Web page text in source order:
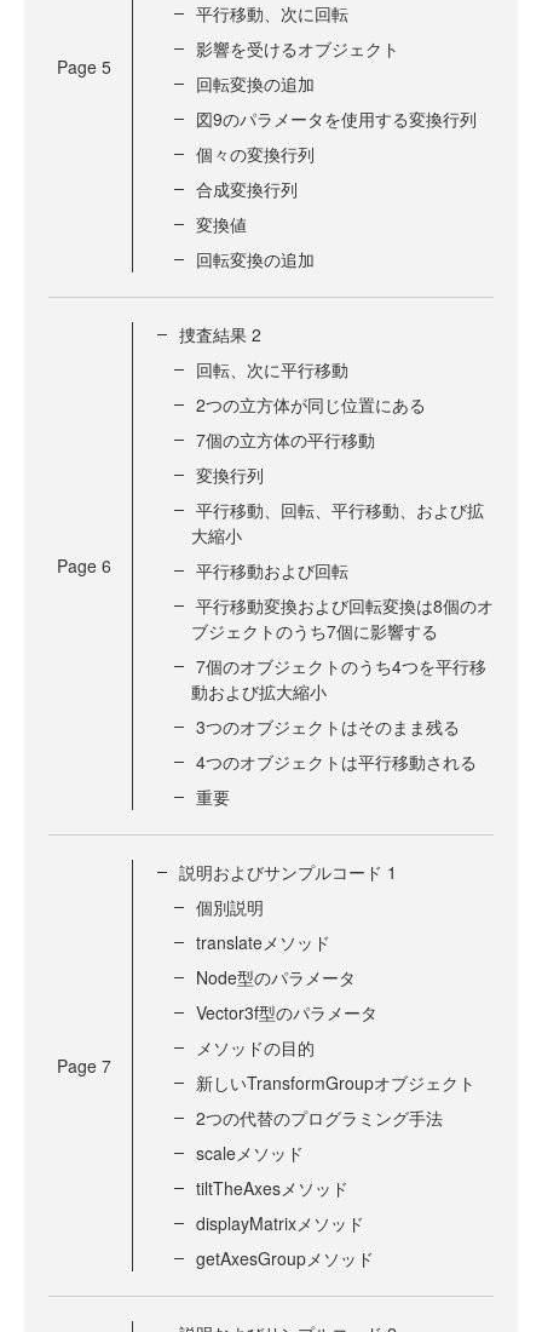
Page 5
平行移動、次に回転
影響を受けるオブジェクト
回転変換の追加
図9のパラメータを使用する変換行列
個々の変換行列
合成変換行列
変換値
回転変換の追加
Page 6
捜査結果 2
回転、次に平行移動
2つの立方体が同じ位置にある
7個の立方体の平行移動
変換行列
平行移動、回転、平行移動、および拡
大縮小
平行移動および回転
平行移動変換および回転変換は8個のオ
ブジェクトのうち7個に影響する
7個のオブジェクトのうち4つを平行移
動および拡大縮小
3つのオブジェクトはそのまま残る
4つのオブジェクトは平行移動される
重要
Page 7
説明およびサンプルコード 1
個別説明
translateメソッド
Node型のパラメータ
Vector3f型のパラメータ
メソッドの目的
新しいTransformGroupオブジェクト
2つの代替のプログラミング手法
scaleメソッド
tiltTheAxesメソッド
displayMatrixメソッド
getAxesGroupメソッド